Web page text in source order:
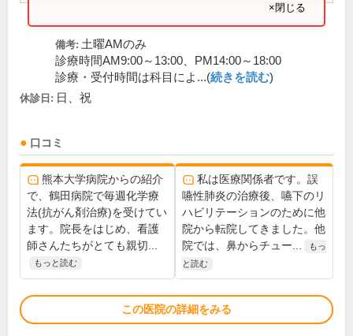
×閉じる
備考: 土曜AMのみ
診療時間AM9:00～13:00、PM14:00～18:00
診療・受付時間は科目によ...(続きを読む)
休診日: 日、祝
口コミ
熊本大学病院からの紹介
で、鶴田病院で毎週化学療
法(抗がん剤治療)を受けてい
ます。院長をはじめ、看護
師さんたちがとても親切...
もっと読む
私は医療関係者です。誤
嚥性肺炎の治療後、嚥下のリ
ハビリテーションのために他
院から転院してきました。他
院では、鼻からチュー...
もっ
と読む
この医院の詳細をみる